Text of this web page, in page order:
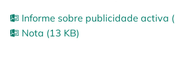
Informe sobre publicidade activa
Nota (13 KB)